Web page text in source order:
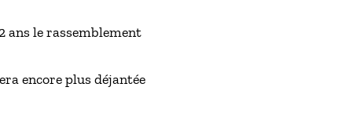
ans le rassemblement
encore plus déjantée